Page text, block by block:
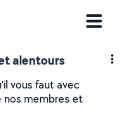
alentours
vous faut avec
nos membres et